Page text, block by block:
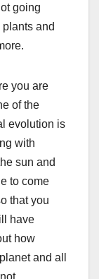
going
and
you are
of the
evolution is
with
sun and
to come
that you
have
how
and all